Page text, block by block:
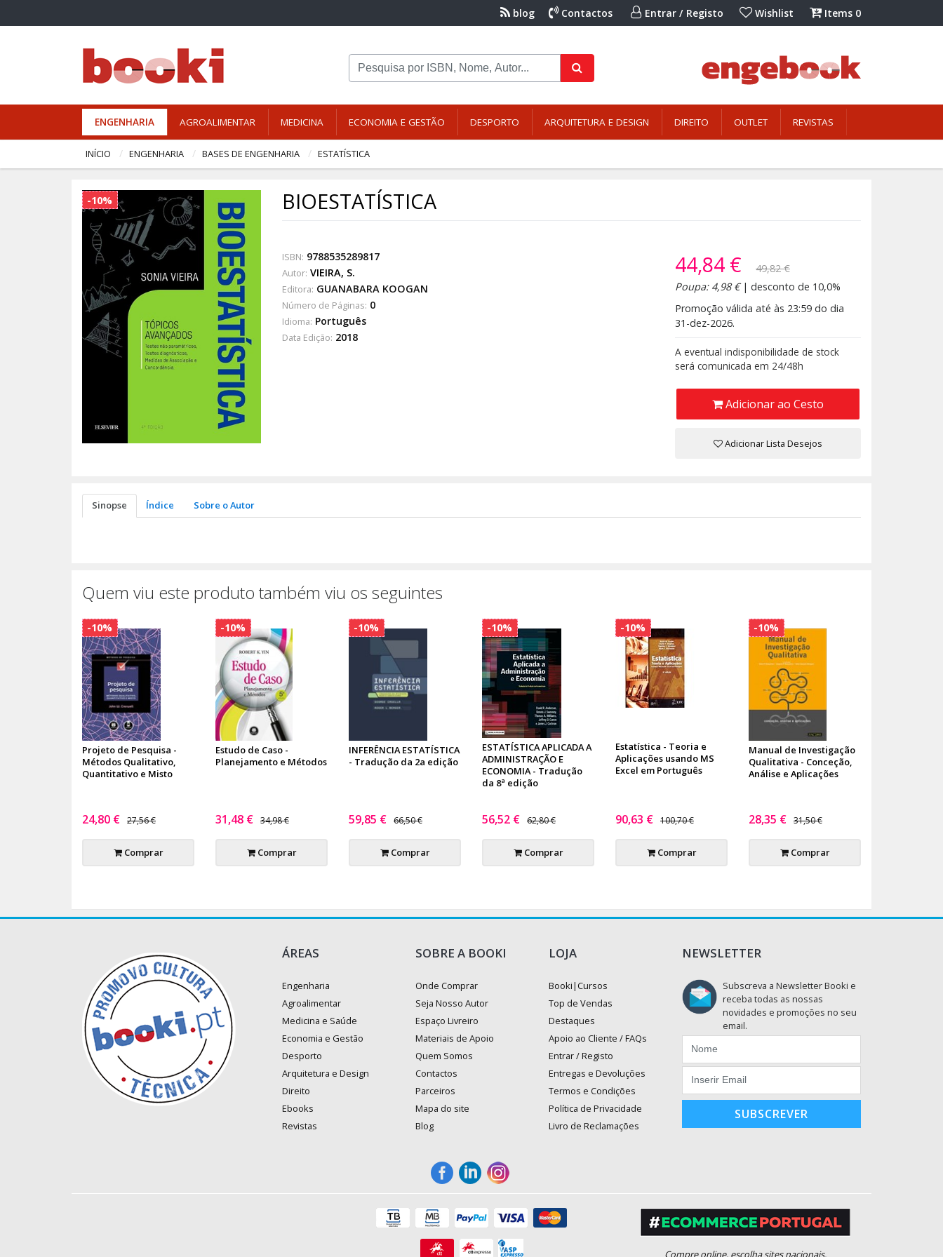
blog Contactos Entrar / Registo Wishlist Items 0
ENGENHARIA AGROALIMENTAR MEDICINA ECONOMIA E GESTÃO DESPORTO ARQUITETURA E DESIGN DIREITO OUTLET REVISTAS
INÍCIO ENGENHARIA BASES DE ENGENHARIA ESTATÍSTICA
-10% BIOESTATÍSTICA
ISBN: 9788535289817
Autor: VIEIRA, S.
Editora: GUANABARA KOOGAN
Número de Páginas: 0
Idioma: Português
Data Edição: 2018
44,84 €
49,82 €
Poupa: 4,98 €| desconto de 10,0%
Promoção válida até às 23:59 do dia
31-dez-2026.
A eventual indisponibilidade de stock
será comunicada em 24/48h
Adicionar ao Cesto
Adicionar Lista Desejos
Sinopse Índice Sobre o Autor
Quem viu este produto também viu os seguintes
Projeto de Pesquisa -
Métodos Qualitativo,
Quantitativo e Misto
24,80 € 27,56 €
Comprar
-10%
Estudo de Caso -
Planejamento e Métodos
31,48 € 34,98 €
Comprar
-10%
INFERÊNCIA ESTATÍSTICA
- Tradução da 2a edição
59,85 € 66,50 €
Comprar
-10%
ESTATÍSTICA APLICADA A
ADMINISTRAÇÃO E
ECONOMIA - Tradução
da 8ª edição
56,52 € 62,80 €
Comprar
-10%
Estatística - Teoria e
Aplicações usando MS
Excel em Português
90,63 € 100,70 €
Comprar
-10%
Manual de Investigação
Qualitativa - Conceção,
Análise e Aplicações
28,35 € 31,50 €
Comprar
-10%
ÁREAS
Engenharia
Agroalimentar
Medicina e Saúde
Economia e Gestão
Desporto
Arquitetura e Design
Direito
Ebooks
Revistas
SOBRE A BOOKI
Onde Comprar
Seja Nosso Autor
Espaço Livreiro
Materiais de Apoio
Quem Somos
Contactos
Parceiros
Mapa do site
Blog
LOJA
Booki|Cursos
Top de Vendas
Destaques
Apoio ao Cliente / FAQs
Entrar / Registo
Entregas e Devoluções
Termos e Condições
Política de Privacidade
Livro de Reclamações
NEWSLETTER
Subscreva a Newsletter Booki e
receba todas as nossas
novidades e promoções no seu
email.
SUBSCREVER
Compre online, escolha sites nacionais.